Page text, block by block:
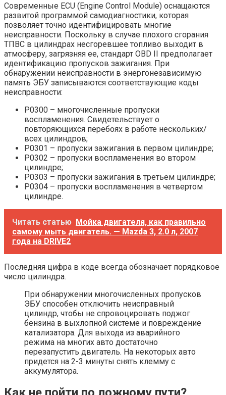
Современные ECU (Engine Control Module) оснащаются
развитой программой самодиагностики, которая
позволяет точно идентифицировать многие
неисправности. Поскольку в случае плохого сгорания
ТПВС в цилиндрах несгоревшее топливо выходит в
атмосферу, загрязняя ее, стандарт OBD II предполагает
идентификацию пропусков зажигания. При
обнаружении неисправности в энергонезависимую
память ЭБУ записываются соответствующие коды
неисправности:
Р0300 – многочисленные пропуски
воспламенения. Свидетельствует о
повторяющихся перебоях в работе нескольких/
всех цилиндров;
Р0301 – пропуски зажигания в первом цилиндре;
Р0302 – пропуски воспламенения во втором
цилиндре;
Р0303 – пропуски зажигания в третьем цилиндре;
Р0304 – пропуски воспламенения в четвертом
цилиндре.
Читать статью Мойка двигателя, как правильно
самому мыть двигатель. — Mazda 3, 2.0 л, 2007
года на DRIVE2
Последняя цифра в коде всегда обозначает порядковое
число цилиндра.
При обнаружении многочисленных пропусков
ЭБУ способен отключить неисправный
цилиндр, чтобы не спровоцировать поджог
бензина в выхлопной системе и повреждение
катализатора. Для выхода из аварийного
режима на многих авто достаточно
перезапустить двигатель. На некоторых авто
придется на 2-3 минуты снять клемму с
аккумулятора.